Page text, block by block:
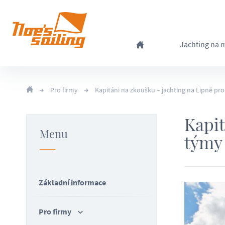
Jachting na
Pro firmy Kapitáni na zkoušku – jachting na Lipně
Menu
Základní informace
Pro firmy